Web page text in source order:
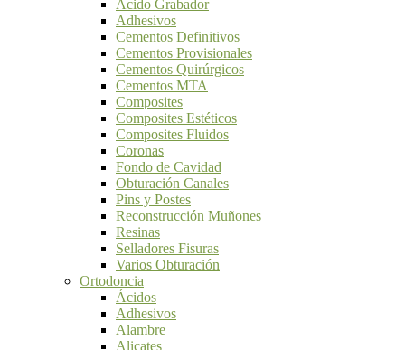
Ácido Grabador
Adhesivos
Cementos Definitivos
Cementos Provisionales
Cementos Quirúrgicos
Cementos MTA
Composites
Composites Estéticos
Composites Fluidos
Coronas
Fondo de Cavidad
Obturación Canales
Pins y Postes
Reconstrucción Muñones
Resinas
Selladores Fisuras
Varios Obturación
Ortodoncia
Ácidos
Adhesivos
Alambre
Alicates